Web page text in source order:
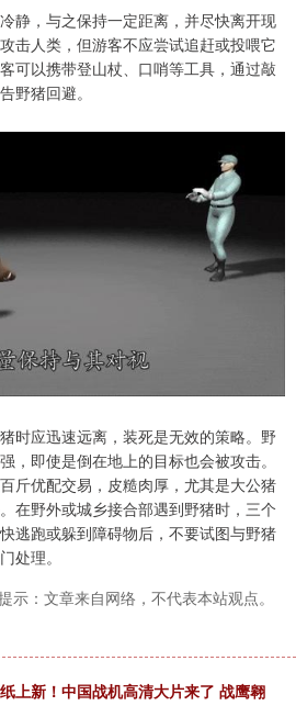
静，与之保持一定距离，并尽快离开现
击人类，但游客不应尝试追赶或投喂它
可以携带登山杖、口哨等工具，通过敲
野猪回避。
时应迅速远离，装死是无效的策略。野
，即使是倒在地上的目标也会被攻击。
斤优配交易，皮糙肉厚，尤其是大公猪
在野外或城乡接合部遇到野猪时，三个
逃跑或躲到障碍物后，不要试图与野猪
处理。
示：文章来自网络，不代表本站观点。
上新！中国战机高清大片来了 战鹰翱